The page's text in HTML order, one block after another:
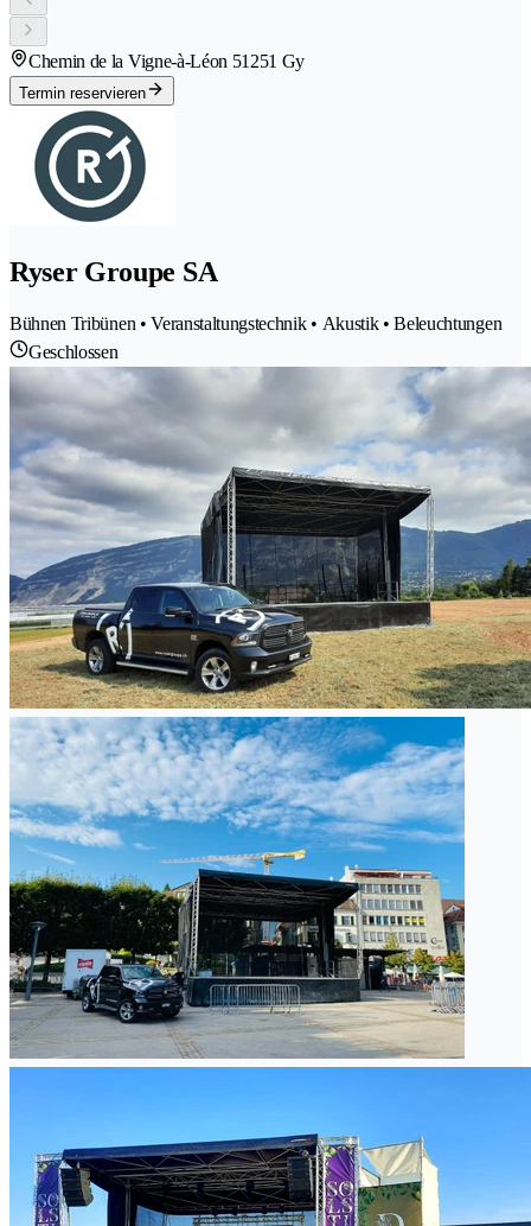
Chemin de la Vigne-à-Léon 51251 Gy
Termin reservieren
Ryser Groupe SA
Bühnen Tribünen • Veranstaltungstechnik • Akustik • Beleuchtungen
Geschlossen